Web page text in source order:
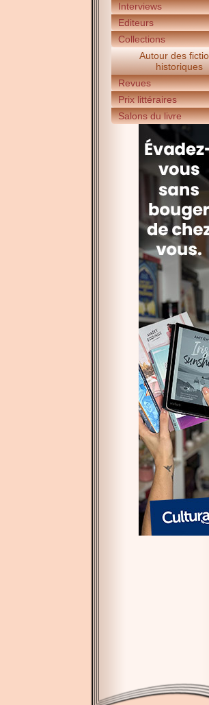
Interviews
Editeurs
Collections
Autour des
historiques
Revues
Prix littéraires
Salons du livre